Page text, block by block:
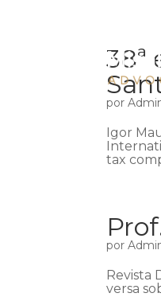
38ª
por
Igor
tax
por
Revista
versa